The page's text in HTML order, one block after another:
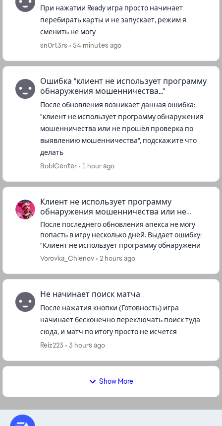
При нажатии Ready игра просто начинает
перебирать карты и не запускает, режим я
сменить не могу
sn0rt3rs
54 minutes ago
Ошибка "клиент не использует программу
обнаружения мошенничества..."
После обновления возникает данная ошибка:
"клиент не использует программу обнаружения
мошенничества или не прошёл проверка по
выявлению мошенничества", подскажите что
делать
BobiCenter
1 hour ago
Клиент не использует программу
обнаружения мошенничества или не
прошел проверку
После последнего обновления апекса не могу
попасть в игру несколько дней. Выдает ошибку:
"Клиент не использует программу обнаружения
мошенничества или не прошел проверку по
Vorovka_Chlenov 2 hours ago
Не начинает поиск матча
После нажатия кнопки (Готовность) игра
начинает бесконечно переключать поиск туда
сюда, и матч по итогу просто не исчется
Reiz223
3 hours ago
Show More